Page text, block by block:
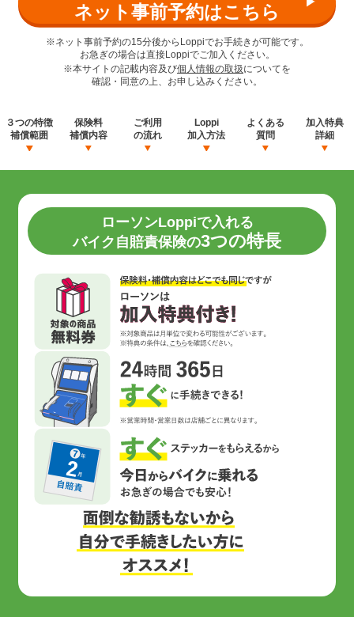
ネット事前予約はこちら
※ネット事前予約の15分後からLoppiでお手続きが可能です。
お急ぎの場合は直接Loppiでご加入ください。
※本サイトの記載内容及び個人情報の取扱についてを
確認・同意の上、お申し込みください。
３つの特徴
補償範囲
保険料
補償内容
ご利用
の流れ
Loppi
加入方法
よくある
質問
加入特典
詳細
ローソンLoppiで入れる
バイク自賠責保険の3つの特長